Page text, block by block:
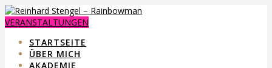
Skip
to
VERANSTALTUNGEN
STARTSEITE
ÜBER MICH
AKADEMIE